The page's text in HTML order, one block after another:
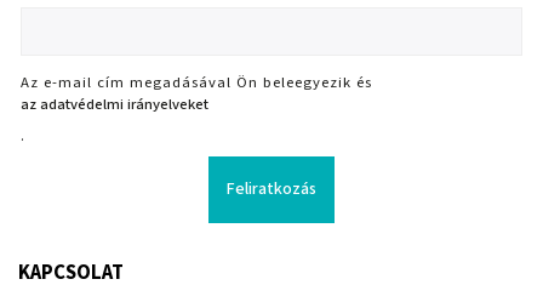
Az e-mail cím megadásával Ön beleegyezik és
az adatvédelmi irányelveket
.
Feliratkozás
KAPCSOLAT